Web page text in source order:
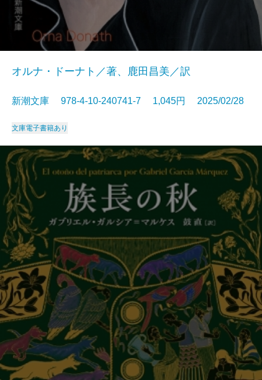
オルナ・ドーナト／著、鹿田昌美／訳
新潮文庫 978-4-10-240741-7 1,045円 2025/02/28
文庫電子書籍あり